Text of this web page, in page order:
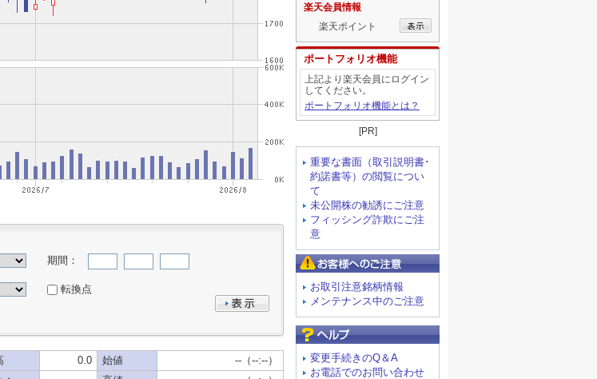
楽天会員情報
楽天ポイント
ポートフォリオ機能
上記より楽天会員にログイン
してください。
ポートフォリオ機能とは？
[PR]
重要な書面（取引説明書･
約諾書等）の閲覧につい
て
未公開株の勧誘にご注意
フィッシング詐欺にご注
意
お取引注意銘柄情報
メンテナンス中のご注意
変更手続きのQ＆A
お電話でのお問い合わせ